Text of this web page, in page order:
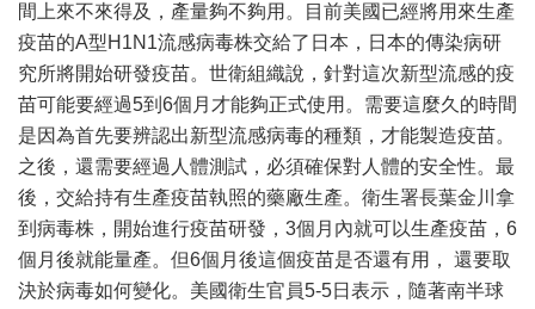
間上來不來得及，產量夠不夠用。目前美國已經將用來生產
疫苗的A型H1N1流感病毒株交給了日本，日本的傳染病研
究所將開始研發疫苗。世衛組織說，針對這次新型流感的疫
苗可能要經過5到6個月才能夠正式使用。需要這麼久的時間
是因為首先要辨認出新型流感病毒的種類，才能製造疫苗。
之後，還需要經過人體測試，必須確保對人體的安全性。最
後，交給持有生產疫苗執照的藥廠生產。衛生署長葉金川拿
到病毒株，開始進行疫苗研發，3個月內就可以生產疫苗，6
個月後就能量產。但6個月後這個疫苗是否還有用， 還要取
決於病毒如何變化。美國衛生官員5-5日表示，隨著南半球